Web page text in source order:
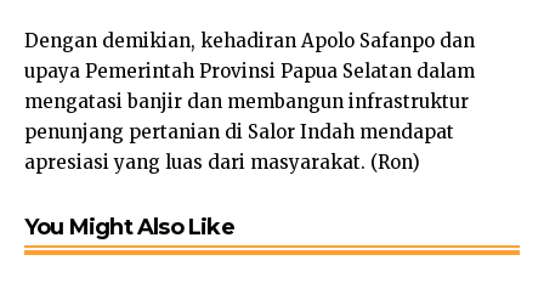
Dengan demikian, kehadiran Apolo Safanpo dan
upaya Pemerintah Provinsi Papua Selatan dalam
mengatasi banjir dan membangun infrastruktur
penunjang pertanian di Salor Indah mendapat
apresiasi yang luas dari masyarakat. (Ron)
You Might Also Like